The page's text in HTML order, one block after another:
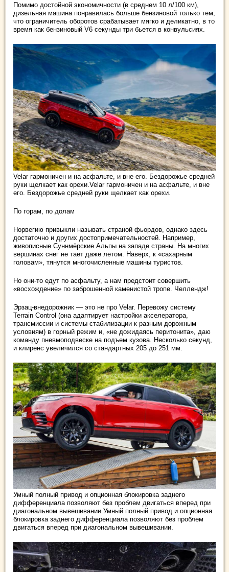
Помимо достойной экономичности (в среднем 10 л/100 км),
дизельная машина понравилась больше бензиновой только тем,
что ограничитель оборотов срабатывает мягко и деликатно, в то
время как бензиновый V6 секунды три бьется в конвульсиях.
Velar гармоничен и на асфальте, и вне его. Бездорожье средней
руки щелкает как орехи.Velar гармоничен и на асфальте, и вне
его. Бездорожье средней руки щелкает как орехи.
По горам, по долам
Норвегию привыкли называть страной фьордов, однако здесь
достаточно и других достопримечательностей. Например,
живописные Суннмёрские Альпы на западе страны. На многих
вершинах снег не тает даже летом. Наверх, к «сахарным
головам», тянутся многочисленные машины туристов.
Но они-то едут по асфальту, а нам предстоит совершить
«восхождение» по заброшенной каменистой тропе. Челлендж!
Эрзац-внедорожник — это не про Velar. Перевожу систему
Terrain Control (она адаптирует настройки акселератора,
трансмиссии и системы стабилизации к разным дорожным
условиям) в горный режим и, «не дожидаясь перитонита», даю
команду пневмоподвеске на подъем кузова. Несколько секунд,
и клиренс увеличился со стандартных 205 до 251 мм.
Умный полный привод и опционная блокировка заднего
дифференциала позволяют без проблем двигаться вперед при
диагональном вывешивании.Умный полный привод и опционная
блокировка заднего дифференциала позволяют без проблем
двигаться вперед при диагональном вывешивании.